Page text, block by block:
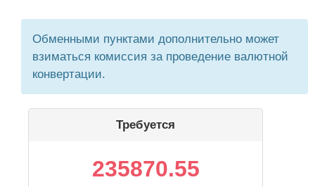
Обменными пунктами дополнительно может
взиматься комиссия за проведение валютной
конвертации.
Требуется
235870.55